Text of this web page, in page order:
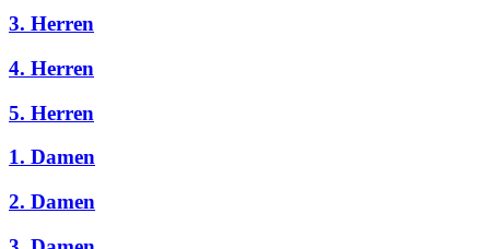
3. Herren
4. Herren
5. Herren
1. Damen
2. Damen